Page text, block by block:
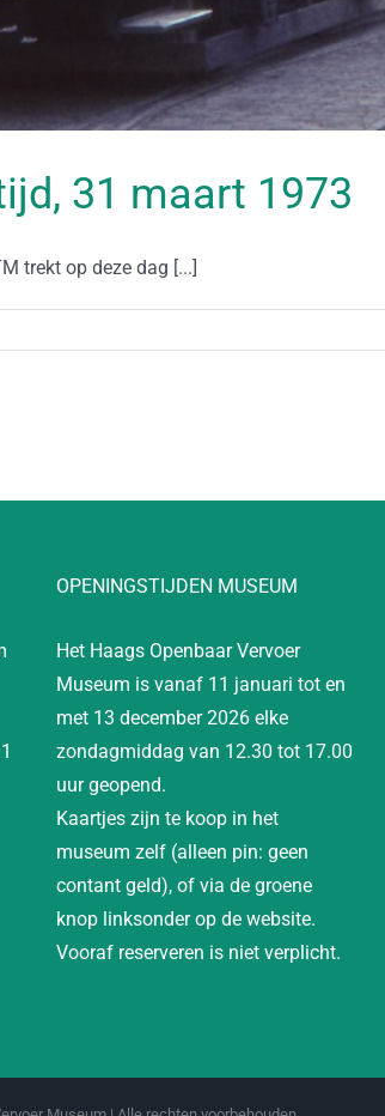
31 maart 1973
trekt op deze dag [...]
OPENINGSTIJDEN MUSEUM
Het Haags Openbaar Vervoer
Museum is vanaf 11 januari tot en
met 13 december 2026 elke
zondagmiddag van 12.30 tot 17.00
uur geopend.
Kaartjes zijn te koop in het
museum zelf (alleen pin: geen
contant geld), of via de groene
knop linksonder op de website.
Vooraf reserveren is niet verplicht.